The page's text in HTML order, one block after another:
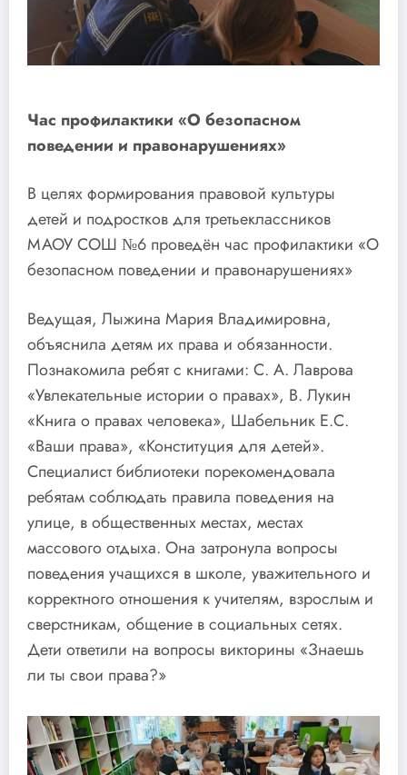
Час профилактики «О безопасном
поведении и правонарушениях»
В целях формирования правовой культуры
детей и подростков для третьеклассников
МАОУ СОШ №6 проведён час профилактики «О
безопасном поведении и правонарушениях»
Ведущая, Лыжина Мария Владимировна,
объяснила детям их права и обязанности.
Познакомила ребят с книгами: С. А. Лаврова
«Увлекательные истории о правах», В. Лукин
«Книга о правах человека», Шабельник Е.С.
«Ваши права», «Конституция для детей».
Специалист библиотеки порекомендовала
ребятам соблюдать правила поведения на
улице, в общественных местах, местах
массового отдыха. Она затронула вопросы
поведения учащихся в школе, уважительного и
корректного отношения к учителям, взрослым и
сверстникам, общение в социальных сетях.
Дети ответили на вопросы викторины «Знаешь
ли ты свои права?»